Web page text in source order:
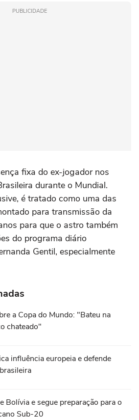
PUBLICIDADE
fixa do ex-jogador nos
durante o Mundial.
é tratado como uma das
para transmissão da
para que o astro também
do programa diário
Gentil, especialmente
a Copa do Mundo: "Bateu na
chateado"
influência europeia e defende
Bolívia e segue preparação para o
Sub-20